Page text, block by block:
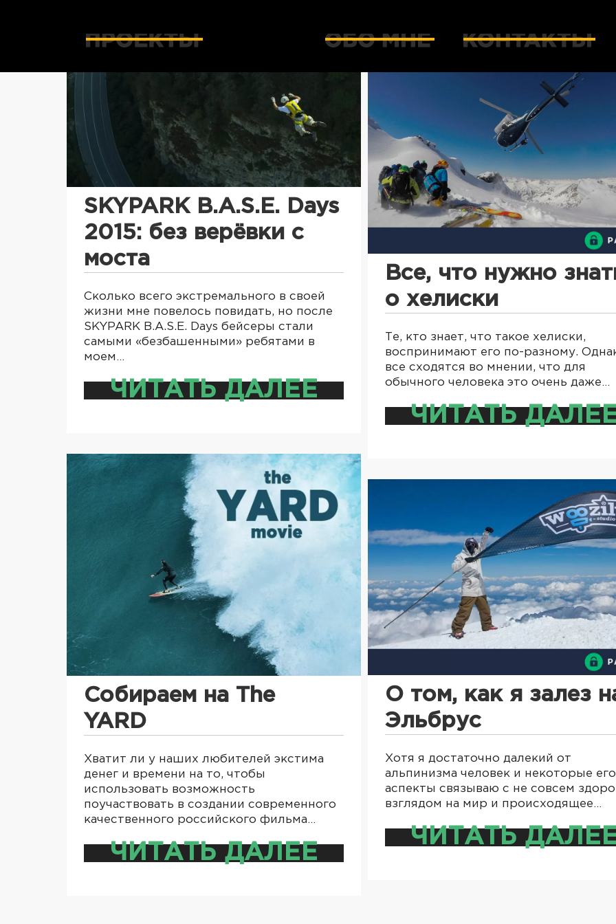
SKYPARK B.A.S.E. Days
2015: без верёвки с
моста
Сколько всего экстремального в своей
жизни мне повелось повидать, но после
SKYPARK B.A.S.E. Days бейсеры стали
самыми «безбашенными» ребятами в
моем…
ЧИТАТЬ ДАЛЕЕ
Все, что нужно
о хелиски
Те, кто знает, что такое хелиски,
воспринимают его по-разному.
все сходятся во мнении, что для
обычного человека это очень даже…
ЧИТАТЬ
Собираем на The
YARD
Хватит ли у наших любителей экстима
денег и времени на то, чтобы
использовать возможность
поучаствовать в создании современного
качественного российского фильма…
ЧИТАТЬ ДАЛЕЕ
О том, как я залез
Эльбрус
Хотя я достаточно далекий от
альпинизма человек и некоторые его
аспекты связываю с не совсем
взглядом на мир и происходящее…
ЧИТАТЬ